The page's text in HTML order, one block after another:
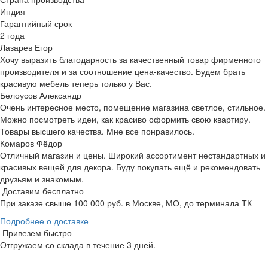
Индия
Гарантийный срок
2 года
Лазарев Егор
Хочу выразить благодарность за качественный товар фирменного
производителя и за соотношение цена-качество. Будем брать
красивую мебель теперь только у Вас.
Белоусов Александр
Очень интересное место, помещение магазина светлое, стильное.
Можно посмотреть идеи, как красиво оформить свою квартиру.
Товары высшего качества. Мне все понравилось.
Комаров Фёдор
Отличный магазин и цены. Широкий ассортимент нестандартных и
красивых вещей для декора. Буду покупать ещё и рекомендовать
друзьям и знакомым.
Доставим бесплатно
При заказе свыше 100 000 руб. в Москве, МО, до терминала ТК
Подробнее о доставке
Привезем быстро
Отгружаем со склада в течение 3 дней.